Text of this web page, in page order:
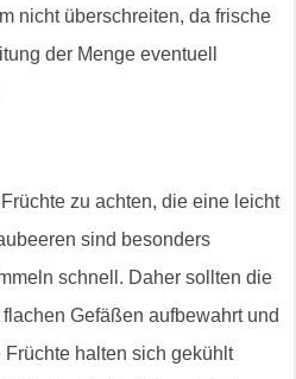
nicht überschreiten, da frische
der Menge eventuell
zu achten, die eine leicht
sind besonders
schnell. Daher sollten die
Gefäßen aufbewahrt und
halten sich gekühlt